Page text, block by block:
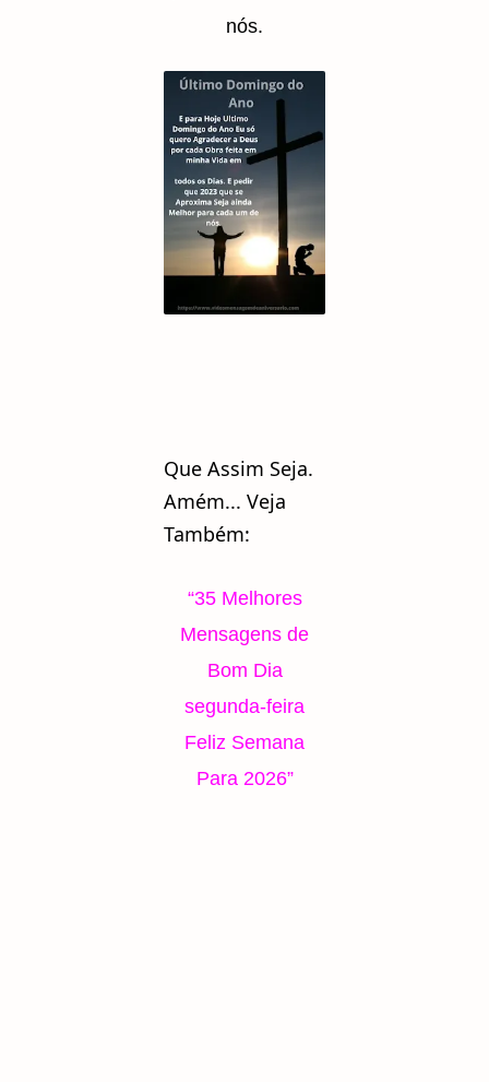
nós.
Que Assim Seja.
Amém... Veja
Também:
“35 Melhores
Mensagens de
Bom Dia
segunda-feira
Feliz Semana
Para 2026”